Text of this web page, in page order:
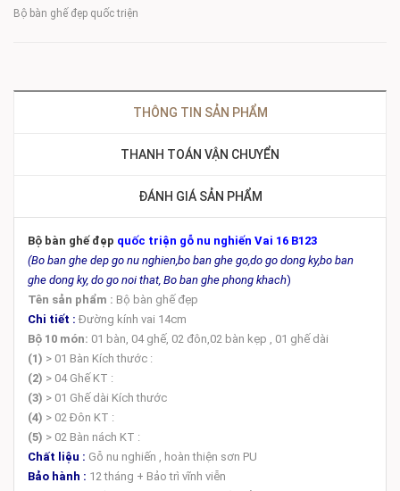
Bộ bàn ghế đẹp quốc triện
THÔNG TIN SẢN PHẨM
THANH TOÁN VẬN CHUYỂN
ĐÁNH GIÁ SẢN PHẨM
Bộ bàn ghế đẹp quốc triện gỗ nu nghiến Vai 16 B123
(Bo ban ghe dep go nu nghien,bo ban ghe go,do go dong ky,bo ban
ghe dong ky, do go noi that, Bo ban ghe phong khach)
Tên sản phẩm : Bộ bàn ghế đẹp
Chi tiết : Đường kính vai 14cm
Bộ 10 món: 01 bàn, 04 ghế, 02 đôn,02 bàn kẹp , 01 ghế dài
(1) > 01 Bàn Kích thước :
(2) > 04 Ghế KT :
(3) > 01 Ghế dài Kích thước
(4) > 02 Đôn KT :
(5) > 02 Bàn nách KT :
Chất liệu : Gỗ nu nghiến , hoàn thiện sơn PU
Bảo hành : 12 tháng + Bảo trì vĩnh viễn